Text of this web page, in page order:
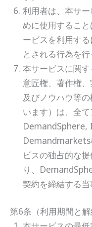
利用者は、本サ
めに使用するこ
ービスを利用す
とされる行為を行
本サービスに関す
意匠権、著作権
及びノウハウ等
います）は、全
DemandSphere,
Demandmarkets
ビスの独占的な
り、
契約を締結する当
第6条（利用期間と解